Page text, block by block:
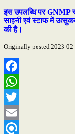
इस उपलब्धि पर GNMP
साहनी एवं स्टाफ में
की है।
Originally posted 2023-
Facebook
WhatsApp
Twitter
Email